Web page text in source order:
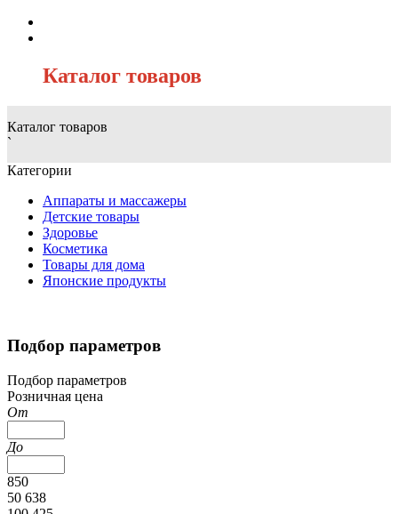
Каталог товаров
Каталог товаров
`
Категории
Аппараты и массажеры
Детские товары
Здоровье
Косметика
Товары для дома
Японские продукты
Подбор параметров
Подбор параметров
Розничная цена
От
До
850
50 638